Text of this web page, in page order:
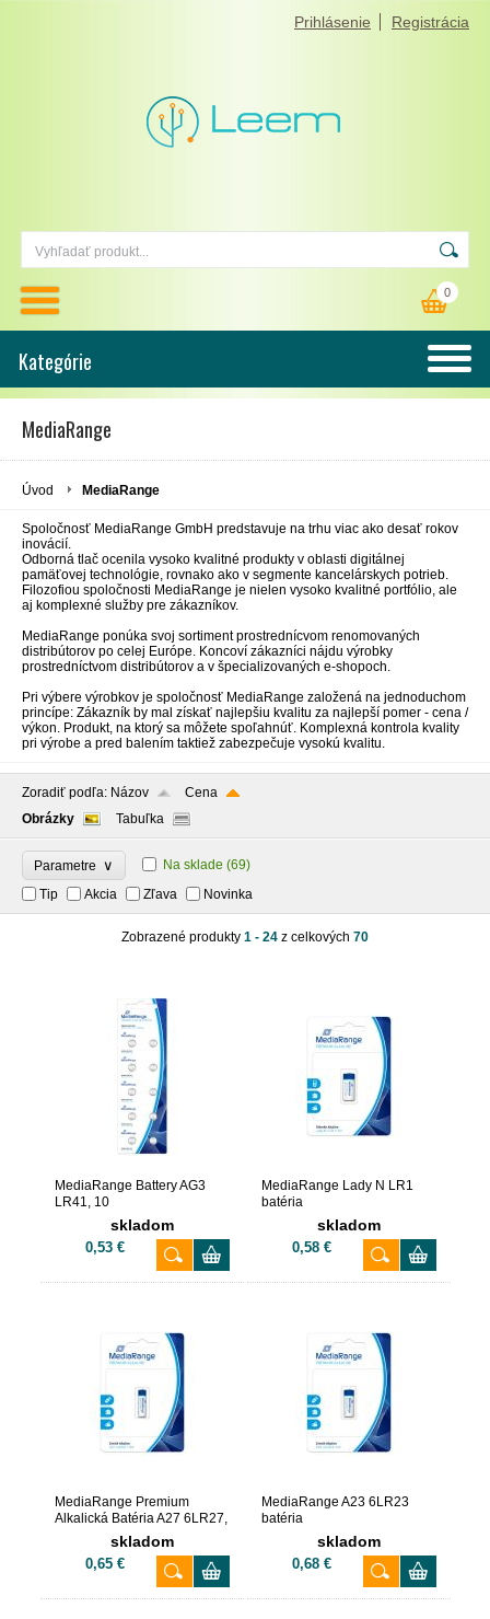
Prihlásenie Registrácia
0
Kategórie
MediaRange
Úvod MediaRange
Spoločnosť MediaRange GmbH predstavuje na trhu viac ako desať rokov
inovácií.
Odborná tlač ocenila vysoko kvalitné produkty v oblasti digitálnej
pamäťovej technológie, rovnako ako v segmente kancelárskych potrieb.
Filozofiou spoločnosti MediaRange je nielen vysoko kvalitné portfólio, ale
aj komplexné služby pre zákazníkov.
MediaRange ponúka svoj sortiment prostrednícvom renomovaných
distribútorov po celej Európe. Koncoví zákazníci nájdu výrobky
prostredníctvom distribútorov a v špecializovaných e-shopoch.
Pri výbere výrobkov je spoločnosť MediaRange založená na jednoduchom
princípe: Zákazník by mal získať najlepšiu kvalitu za najlepší pomer - cena /
výkon. Produkt, na ktorý sa môžete spoľahnúť. Komplexná kontrola kvality
pri výrobe a pred balením taktiež zabezpečuje vysokú kvalitu.
Zoradiť podľa: Názov
Cena
Obrázky
Tabuľka
Parametre ∨ Na sklade (69)
Tip
Akcia Zľava Novinka
Zobrazené produkty 1 - 24 z celkových 70
MediaRange Battery AG3
LR41, 10
skladom
0,53 €
MediaRange Lady N LR1
batéria
skladom
0,58 €
MediaRange Premium
Alkalická Batéria A27 6LR27,
skladom
0,65 €
MediaRange A23 6LR23
batéria
skladom
0,68 €